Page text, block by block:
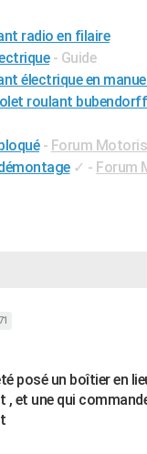
radio en filaire
- Guide
électrique en
roulant
- Forum
✓ - Forum
posé un boîtier en
, et une qui